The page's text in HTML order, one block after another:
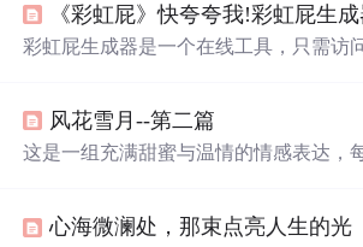
《彩虹屁》快夸夸我!彩虹屁生
彩虹屁生成器是一个在线工具，只需访
风花雪月--第二篇
这是一组充满甜蜜与温情的情感表达，
细腻的一面，让人感受到爱情的美好和
心海微澜处，那束点亮人生的光